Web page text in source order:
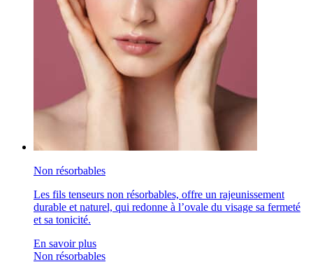
Non résorbables
Les fils tenseurs non résorbables, offre un rajeunissement
durable et naturel, qui redonne à l’ovale du visage sa fermeté
et sa tonicité.
En savoir plus
Non résorbables